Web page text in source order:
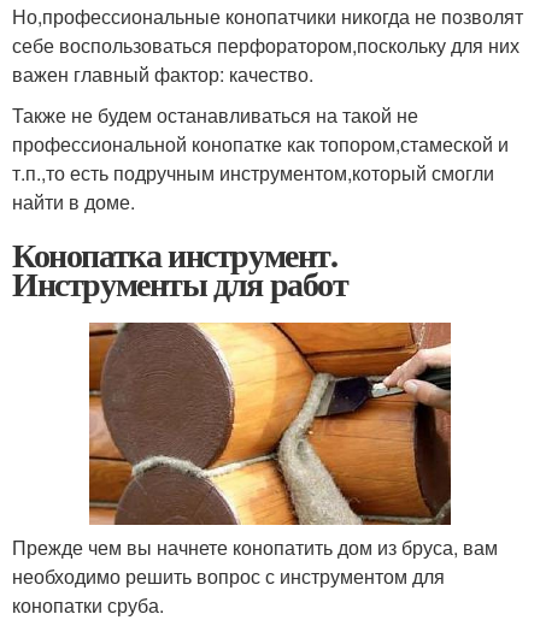
Но,профессиональные конопатчики никогда не позволят
себе воспользоваться перфоратором,поскольку для них
важен главный фактор: качество.
Также не будем останавливаться на такой не
профессиональной конопатке как топором,стамеской и
т.п.,то есть подручным инструментом,который смогли
найти в доме.
Конопатка инструмент.
Инструменты для работ
Прежде чем вы начнете конопатить дом из бруса, вам
необходимо решить вопрос с инструментом для
конопатки сруба.